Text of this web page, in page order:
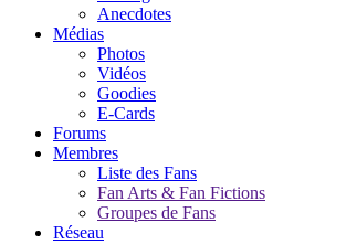
Anecdotes
Médias
Photos
Vidéos
Goodies
E-Cards
Forums
Membres
Liste des Fans
Fan Arts & Fan Fictions
Groupes de Fans
Réseau